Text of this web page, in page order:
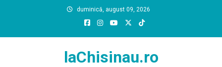
duminică, august 09, 2026
laChisinau.ro